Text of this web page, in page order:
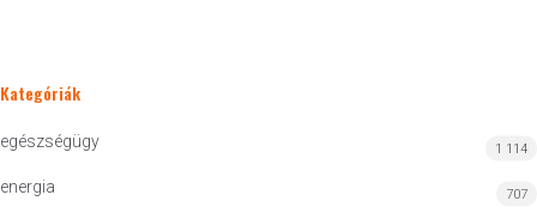
Kategóriák
egészségügy 1 114
energia 707